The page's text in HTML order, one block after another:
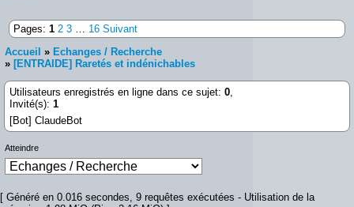
Pages: 1 2 3 … 16 Suivant
Accueil » Echanges / Recherche
» [ENTRAIDE] Raretés et indénichables
Utilisateurs enregistrés en ligne dans ce sujet: 0,
Invité(s): 1
[Bot] ClaudeBot
Atteindre
[ Généré en 0.016 secondes, 9 requêtes exécutées - Utilisation de la